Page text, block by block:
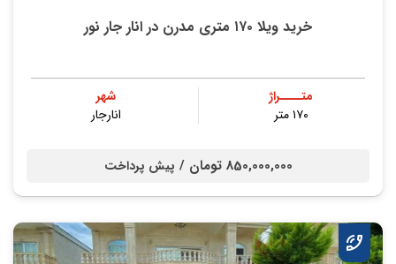
خرید ویلا ۱۷۰ متری مدرن در انار جار نور
متــــراژ
۱۷۰ متر
شهر
انارجار
850,000,000 تومان / پیش پرداخت